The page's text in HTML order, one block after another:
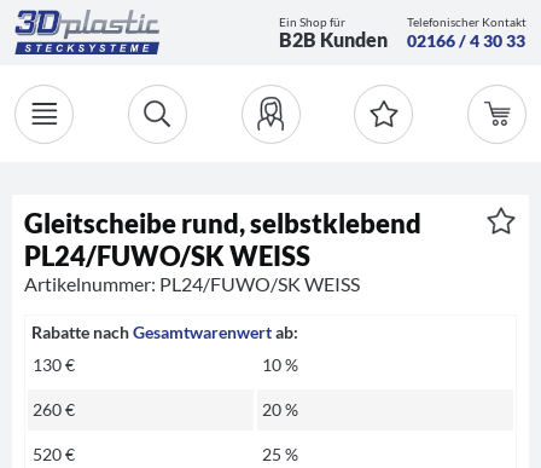
Ein Shop für
B2B Kunden
Telefonischer Kontakt
02166 / 4 30 33
Gleitscheibe rund, selbstklebend
PL24/FUWO/SK WEISS
Artikelnummer: PL24/FUWO/SK WEISS
Rabatte nachGesamtwarenwertab:
130 €
10 %
260 € 20 %
520 € 25 %